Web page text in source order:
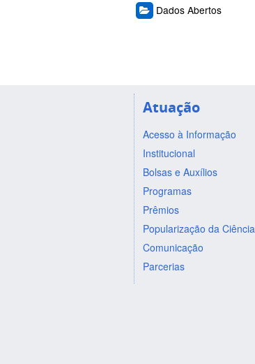
Dados Abertos
Atuação
Acesso à Informação
Institucional
Bolsas e Auxílios
Programas
Prêmios
Popularização da Ciência
Comunicação
Parcerias